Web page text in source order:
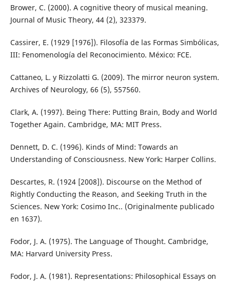
Brower, C. (2000). A cognitive theory of musical meaning.
Journal of Music Theory, 44 (2), 323379.
Cassirer, E. (1929 [1976]). Filosofía de las Formas Simbólicas,
III: Fenomenología del Reconocimiento. México: FCE.
Cattaneo, L. y Rizzolatti G. (2009). The mirror neuron system.
Archives of Neurology, 66 (5), 557560.
Clark, A. (1997). Being There: Putting Brain, Body and World
Together Again. Cambridge, MA: MIT Press.
Dennett, D. C. (1996). Kinds of Mind: Towards an
Understanding of Consciousness. New York: Harper Collins.
Descartes, R. (1924 [2008]). Discourse on the Method of
Rightly Conducting the Reason, and Seeking Truth in the
Sciences. New York: Cosimo Inc.. (Originalmente publicado
en 1637).
Fodor, J. A. (1975). The Language of Thought. Cambridge,
MA: Harvard University Press.
Fodor, J. A. (1981). Representations: Philosophical Essays on